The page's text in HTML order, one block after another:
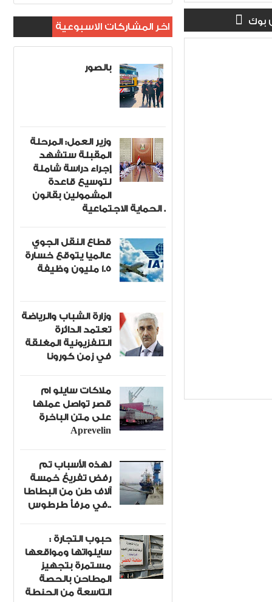
بوك اخر المشاركات الاسبوعية
بالصور
وزير العمل: المرحلة
المقبلة ستشهد
إجراء دراسة شاملة
لتوسيع قاعدة
المشمولين بقانون
الحماية الاجتماعية .
قطاع النقل الجوي
عالميا يتوقع خسارة
1.5 مليون وظيفة
وزارة الشباب والرياضة
تعتمد الدائرة
التلفزيونية المغلقة
في زمن كورونا
ملاكات سايلو ام
قصر تواصل عملها
على متن الباخرة
Aprevelin
لهذه الأسباب تم
رفض تفريغ خمسة
آلاف طن من البطاطا
في مرفأ طرطوس..
حبوب التجارة :
سايلواتها ومواقعها
مستمرة بتجهيز
المطاحن بالحصة
التاسعة من الحنطة